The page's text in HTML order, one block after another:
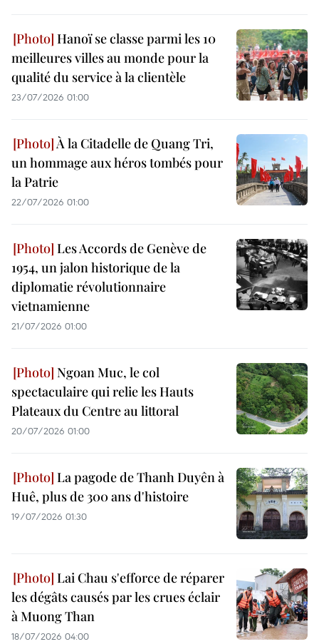
Hanoï se classe parmi les 10
meilleures villes au monde pour la
qualité du service à la clientèle
23/07/2026 01:00
À la Citadelle de Quang Tri,
un hommage aux héros tombés pour
la Patrie
22/07/2026 01:00
Les Accords de Genève de
1954, un jalon historique de la
diplomatie révolutionnaire
vietnamienne
21/07/2026 01:00
Ngoan Muc, le col
spectaculaire qui relie les Hauts
Plateaux du Centre au littoral
20/07/2026 01:00
La pagode de Thanh Duyên à
Huê, plus de 300 ans d'histoire
19/07/2026 01:30
Lai Chau s'efforce de réparer
les dégâts causés par les crues éclair
à Muong Than
18/07/2026 04:00